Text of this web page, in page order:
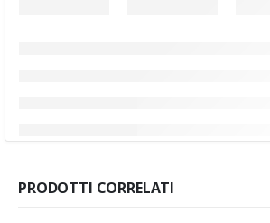
PRODOTTI CORRELATI